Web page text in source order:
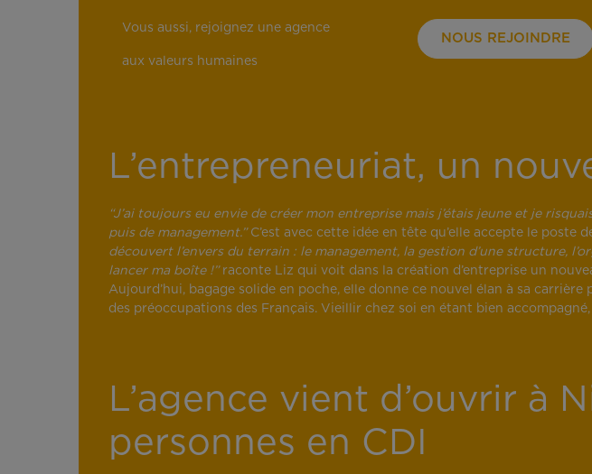
Vous aussi, rejoignez une agence
aux valeurs humaines
NOUS REJOINDRE
L’entrepreneuriat, un
“J’ai toujours eu envie de créer mon entreprise mais j’étais jeune et je
puis de management.”C’est avec cette idée en tête qu’elle accepte le poste
découvert l’envers du terrain : le management, la gestion d’une structure,
lancer ma boîte !”raconte Liz qui voit dans la création d’entreprise un
Aujourd’hui, bagage solide en poche, elle donne ce nouvel élan à sa
des préoccupations des Français. Vieillir chez soi en étant bien
L’agence vient d’ouvrir à
personnes en CDI